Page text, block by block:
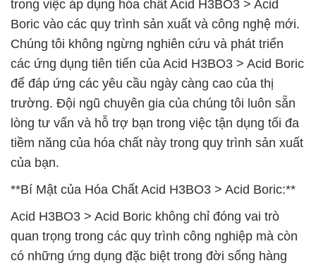
trong việc áp dụng hóa chất Acid H3BO3 > Acid
Boric vào các quy trình sản xuất và công nghệ mới.
Chúng tôi không ngừng nghiên cứu và phát triển
các ứng dụng tiên tiến của Acid H3BO3 > Acid Boric
để đáp ứng các yêu cầu ngày càng cao của thị
trường. Đội ngũ chuyên gia của chúng tôi luôn sẵn
lòng tư vấn và hỗ trợ bạn trong việc tận dụng tối đa
tiềm năng của hóa chất này trong quy trình sản xuất
của bạn.
**Bí Mật của Hóa Chất Acid H3BO3 > Acid Boric:**
Acid H3BO3 > Acid Boric không chỉ đóng vai trò
quan trọng trong các quy trình công nghiệp mà còn
có những ứng dụng đặc biệt trong đời sống hàng